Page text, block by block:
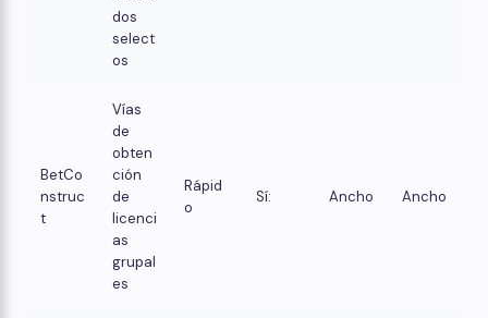
dos
select
os
BetCo
nstruc
t
Vías
de
obten
ción
de
licenci
as
grupal
es
Rápid
o
Sí: Ancho Ancho